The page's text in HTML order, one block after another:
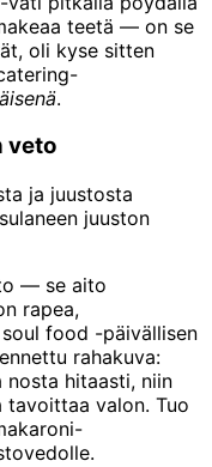
teetä — on se
oli kyse sitten
.
veto
ja juustosta
juuston
— se aito
rapea,
food -päivällisen
rahakuva:
nosta hitaasti, niin
tavoittaa valon. Tuo